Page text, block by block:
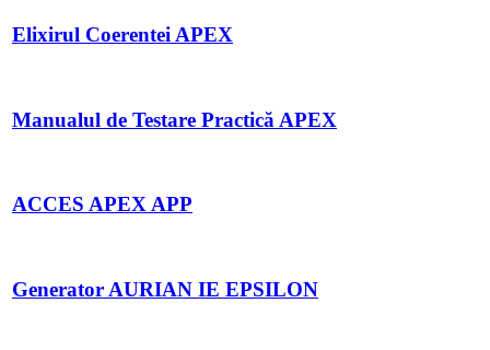
Elixirul Coerentei APEX
Manualul de Testare Practică APEX
ACCES APEX APP
Generator AURIAN IE EPSILON